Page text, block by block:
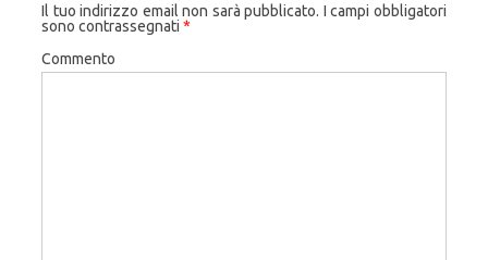
Il tuo indirizzo email non sarà pubblicato. I campi obbligatori
sono contrassegnati *
Commento